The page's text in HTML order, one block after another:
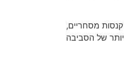
מסחריים,
של הסביבה